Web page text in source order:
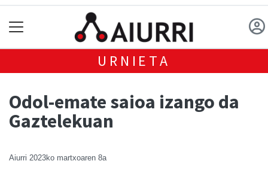
URNIETA
Odol-emate saioa izango da
Gaztelekuan
Aiurri 2023ko martxoaren 8a